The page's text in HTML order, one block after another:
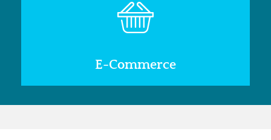
E-Commerce